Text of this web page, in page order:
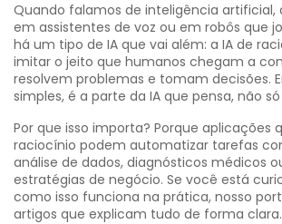
Quando falamos de inteligência artificial,
em assistentes de voz ou em robôs que
há um tipo de IA que vai além: a IA de
imitar o jeito que humanos chegam a
resolvem problemas e tomam decisões.
simples, é a parte da IA que pensa, não
Por que isso importa? Porque aplicações
raciocínio podem automatizar tarefas
análise de dados, diagnósticos médicos
estratégias de negócio. Se você está
como isso funciona na prática, nosso
artigos que explicam tudo de forma clara.